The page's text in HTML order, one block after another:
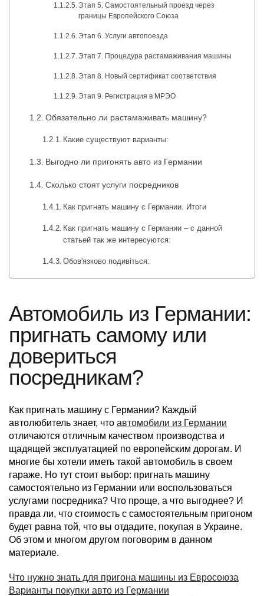
Этап 5. Самостоятельный проезд через
границы Европейского Союза
Этап 6. Услуги автопоезда
Этап 7. Процедура растамаживания машины
Этап 8. Новый сертификат соответствия
Этап 9. Регистрация в МРЭО
Обязательно ли растамаживать машину?
Какие существуют варианты:
Выгодно ли пригонять авто из Германии
Сколько стоят услуги посредников
Как пригнать машину с Германии. Итоги
Как пригнать машину с Германии – с данной
статьей так же интересуются:
Обов'язково подивіться:
Автомобиль из Германии:
пригнать самому или
довериться
посредникам?
Как пригнать машину с Германии? Каждый
автолюбитель знает, что автомобили из Германии
отличаются отличным качеством производства и
щадящей эксплуатацией по европейским дорогам. И
многие бы хотели иметь такой автомобиль в своем
гараже. Но тут стоит выбор: пригнать машину
самостоятельно из Германии или воспользоваться
услугами посредника? Что проще, а что выгоднее? И
правда ли, что стоимость с самостоятельным пригоном
будет равна той, что вы отдадите, покупая в Украине.
Об этом и многом другом поговорим в данном
материале.
Что нужно знать для пригона машины из Евросоюза
Варианты покупки авто из Германии